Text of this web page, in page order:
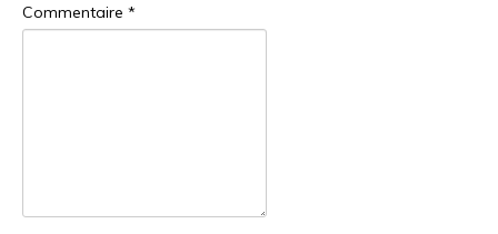
Commentaire *